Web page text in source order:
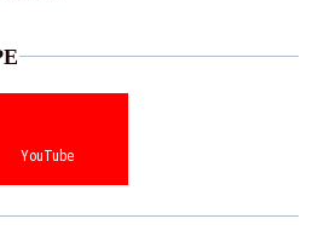
YouTube